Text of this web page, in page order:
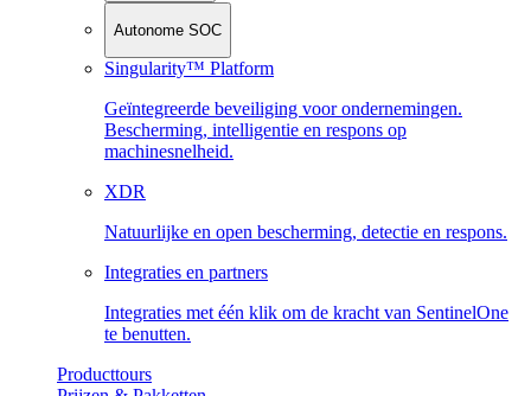
Autonome SOC
Singularity™ Platform
Geïntegreerde beveiliging voor ondernemingen.
Bescherming, intelligentie en respons op
machinesnelheid.
XDR
Natuurlijke en open bescherming, detectie en respons.
Integraties en partners
Integraties met één klik om de kracht van SentinelOne
te benutten.
Producttours